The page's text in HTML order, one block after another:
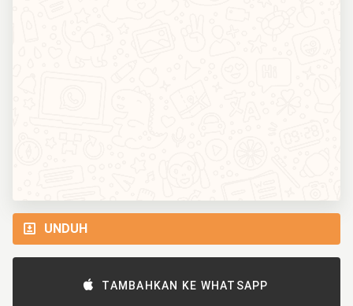
UNDUH
TAMBAHKAN KE WHATSAPP